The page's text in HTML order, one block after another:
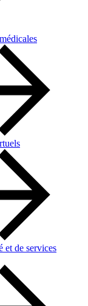
et de services